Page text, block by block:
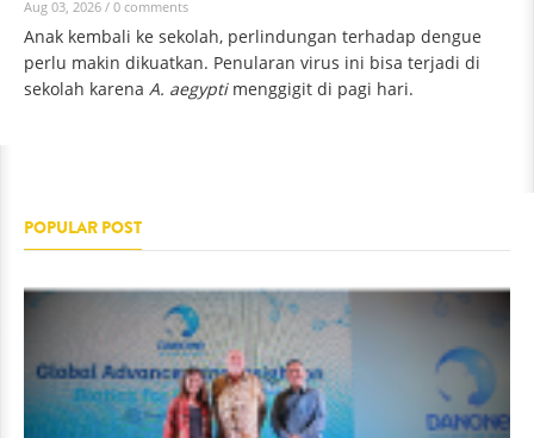
Aug 03, 2026 / 0 comments
Anak kembali ke sekolah, perlindungan terhadap dengue
perlu makin dikuatkan. Penularan virus ini bisa terjadi di
sekolah karena A. aegyptimenggigit di pagi hari.
POPULAR POST